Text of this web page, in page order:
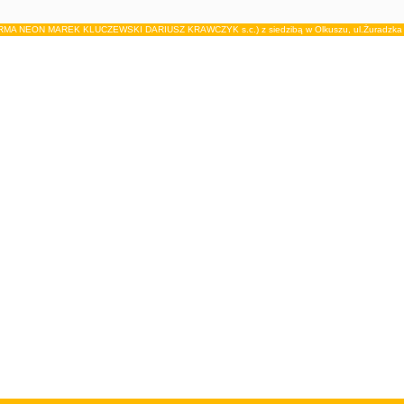
NEON MAREK KLUCZEWSKI DARIUSZ KRAWCZYK s.c.) z siedzibą w Olkuszu,